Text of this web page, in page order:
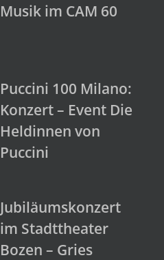
Musik im CAM 60
Puccini 100 Milano:
Konzert – Event Die
Heldinnen von
Puccini
Jubiläumskonzert
im Stadttheater
Bozen – Gries